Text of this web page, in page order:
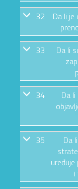
32
Da li
33
Da li
34
Da
35
Da
i